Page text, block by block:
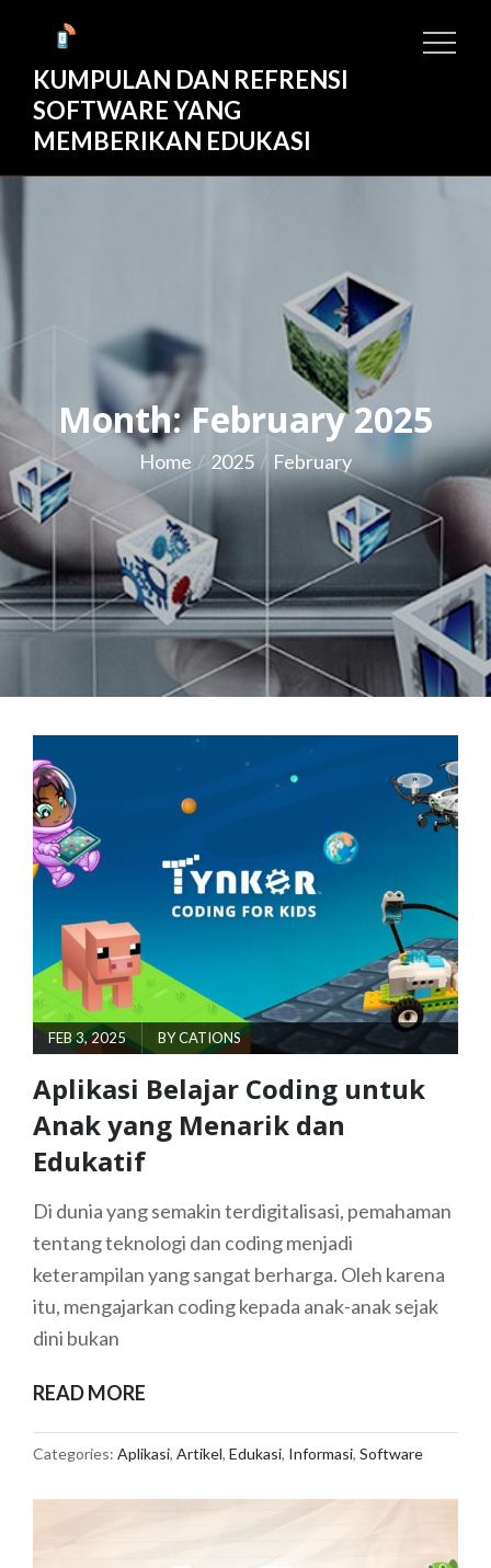
contentKUMPULAN DAN REFRENSI
SOFTWARE YANG
MEMBERIKAN EDUKASI
Month:February 2025
Home 2025 February
POSTED
ON
FEB 3, 2025 BYCATIONS
Aplikasi Belajar Coding untuk
Anak yang Menarik dan
Edukatif
Di dunia yang semakin terdigitalisasi, pemahaman
tentang teknologi dan coding menjadi
keterampilan yang sangat berharga. Oleh karena
itu, mengajarkan coding kepada anak-anak sejak
dini bukan
READ MORE
CODING
ANAK
Categories: Aplikasi, Artikel, Edukasi, Informasi, Software